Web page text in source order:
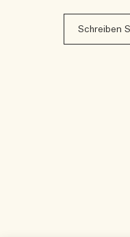
Schreiben